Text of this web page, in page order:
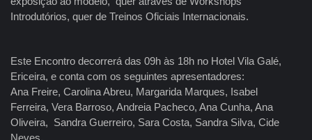
Introdutórios, quer de Treinos Oficiais Internacionais.
Este Encontro decorrerá das 09h às 18h no Hotel Vila Galé,
Ericeira, e conta com os seguintes apresentadores:
Ana Freire, Carolina Abreu, Margarida Marques, Isabel
Ferreira, Vera Barroso, Andreia Pacheco, Ana Cunha, Ana
Oliveira, Sandra Guerreiro, Sara Costa, Sandra Silva, Cide
Neves.